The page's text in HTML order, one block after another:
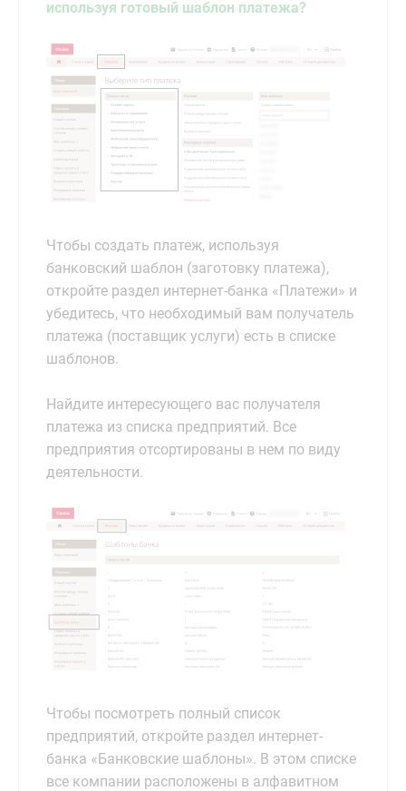
используя готовый шаблон платежа?
Чтобы создать платеж, используя
банковский шаблон (заготовку платежа),
откройте раздел интернет-банка «Платежи» и
убедитесь, что необходимый вам получатель
платежа (поставщик услуги) есть в списке
шаблонов.
Найдите интересующего вас получателя
платежа из списка предприятий. Все
предприятия отсортированы в нем по виду
деятельности.
Чтобы посмотреть полный список
предприятий, откройте раздел интернет-
банка «Банковские шаблоны». В этом списке
все компании расположены в алфавитном